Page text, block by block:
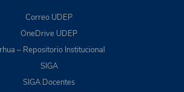
Correo UDEP
OneDrive UDEP
– Repositorio Institucional
SIGA
SIGA Docentes